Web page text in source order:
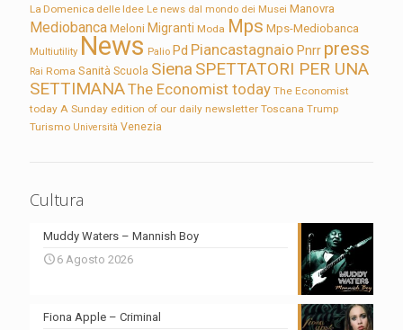
La Domenica delle Idee Le news dal mondo dei Musei Manovra
Mediobanca Meloni Migranti Moda Mps Mps-Mediobanca
Multiutility News Palio Pd Piancastagnaio Pnrr press
Rai Roma Sanità Scuola Siena SPETTATORI PER UNA
SETTIMANAThe Economist today The Economist
today A Sunday edition of our daily newsletter Toscana Trump
Turismo Università Venezia
Cultura
Muddy Waters – Mannish Boy
6 Agosto 2026
Fiona Apple – Criminal